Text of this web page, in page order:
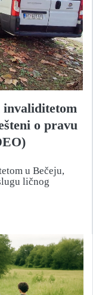
invaliditetom
o pravu
u Bečeju,
ličnog